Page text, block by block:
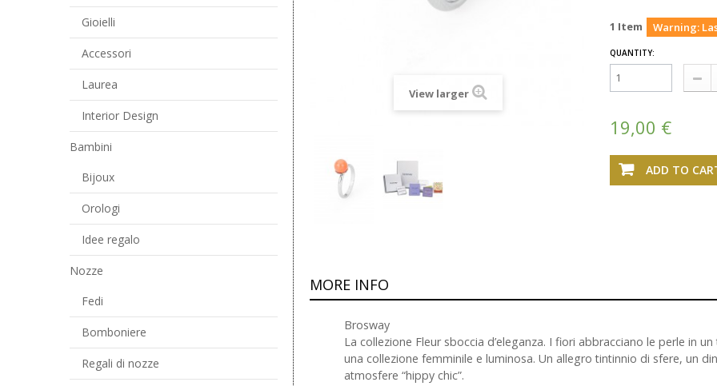
Gioielli
Accessori
Laurea
Interior Design
Bambini
Bijoux
Orologi
Idee regalo
Nozze
Fedi
Bomboniere
Regali di nozze
View larger
1 Item Warning:
QUANTITY:
19,00 €
ADD TO
MORE INFO
Brosway
La collezione Fleur sboccia d’eleganza. I fiori abbracciano le perle in
una collezione femminile e luminosa. Un allegro tintinnio di sfere, un
atmosfere “hippy chic”.